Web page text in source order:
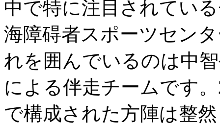
中で特に注目されてい
海障碍者スポーツセン
れを囲んでいるのは中
による伴走チームです
で構成された方陣は整